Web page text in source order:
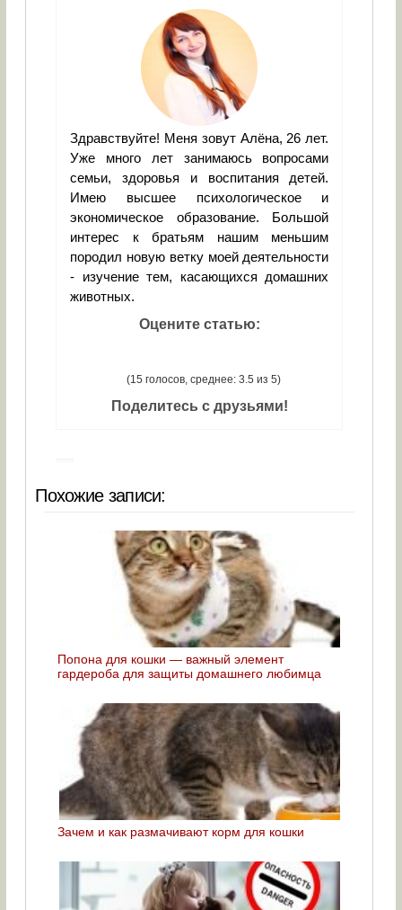
Здравствуйте! Меня зовут Алёна, 26 лет.
Уже много лет занимаюсь вопросами
семьи, здоровья и воспитания детей.
Имею высшее психологическое и
экономическое образование. Большой
интерес к братьям нашим меньшим
породил новую ветку моей деятельности
- изучение тем, касающихся домашних
животных.
Оцените статью:
(15 голосов, среднее: 3.5 из 5)
Поделитесь с друзьями!
Похожие записи:
Попона для кошки — важный элемент
гардероба для защиты домашнего любимца
Зачем и как размачивают корм для кошки